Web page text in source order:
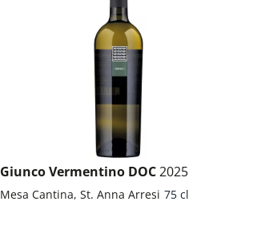
Giunco Vermentino DOC2025
Mesa Cantina, St. Anna Arresi 75 cl